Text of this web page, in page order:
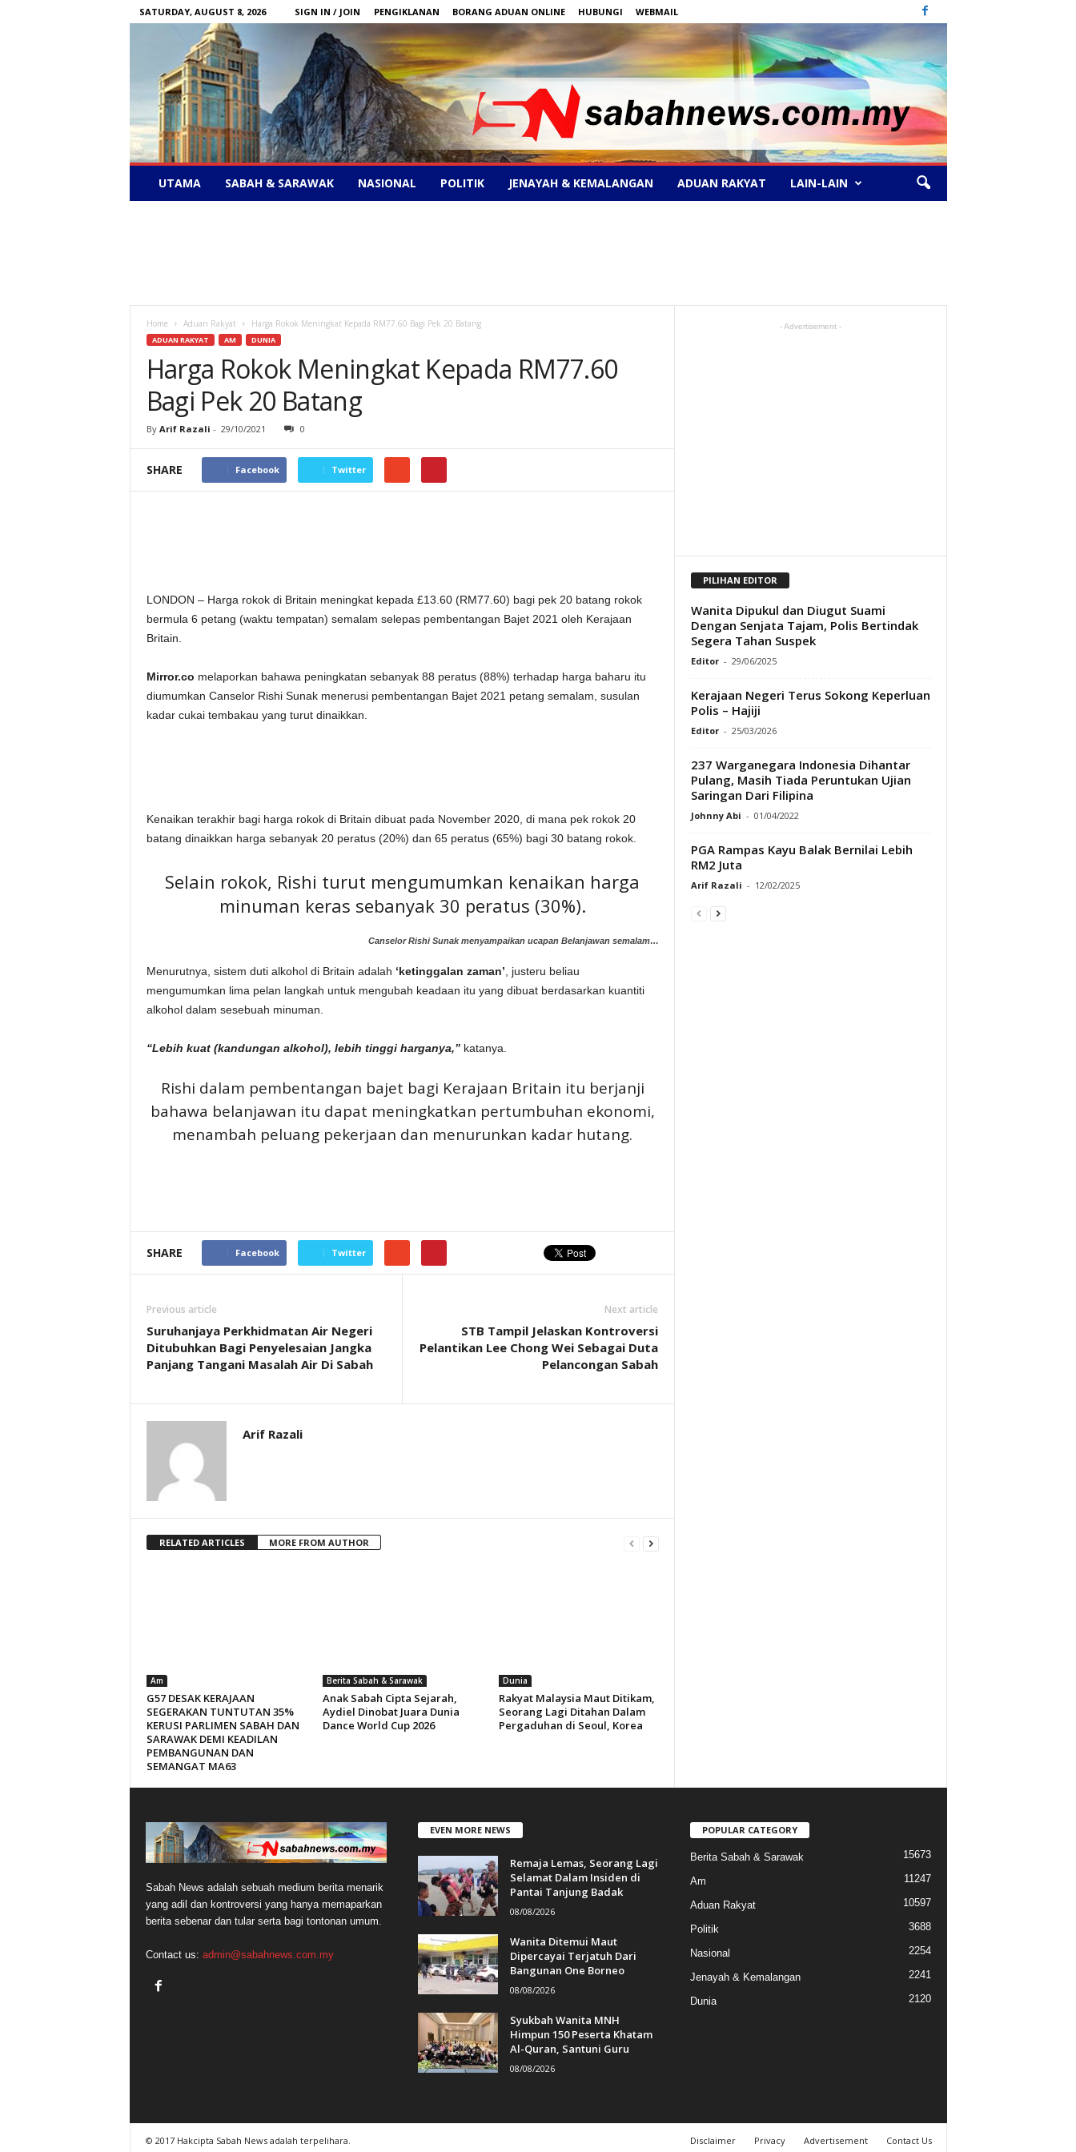
SATURDAY, AUGUST 8, 2026 SIGN IN / JOIN PENGIKLANAN BORANG ADUAN ONLINE HUBUNGI WEBMAIL
–
UTAMA SABAH & SARAWAK NASIONAL POLITIK JENAYAH & KEMALANGAN ADUAN RAKYAT LAIN-LAIN
Home Aduan Rakyat Harga Rokok Meningkat Kepada RM77.60 Bagi Pek 20 Batang
ADUAN RAKYAT AM DUNIA
Harga Rokok Meningkat Kepada RM77.60
Bagi Pek 20 Batang
By Arif Razali - 29/10/2021 0
SHARE Facebook Twitter
LONDON – Harga rokok di Britain meningkat kepada £13.60 (RM77.60) bagi pek 20 batang rokok
bermula 6 petang (waktu tempatan) semalam selepas pembentangan Bajet 2021 oleh Kerajaan
Britain.
Mirror.co melaporkan bahawa peningkatan sebanyak 88 peratus (88%) terhadap harga baharu itu
diumumkan Canselor Rishi Sunak menerusi pembentangan Bajet 2021 petang semalam, susulan
kadar cukai tembakau yang turut dinaikkan.
Kenaikan terakhir bagi harga rokok di Britain dibuat pada November 2020, di mana pek rokok 20
batang dinaikkan harga sebanyak 20 peratus (20%) dan 65 peratus (65%) bagi 30 batang rokok.
Selain rokok, Rishi turut mengumumkan kenaikan harga
minuman keras sebanyak 30 peratus (30%).
Canselor Rishi Sunak menyampaikan ucapan Belanjawan semalam…
Menurutnya, sistem duti alkohol di Britain adalah ‘ketinggalan zaman’ , justeru beliau
mengumumkan lima pelan langkah untuk mengubah keadaan itu yang dibuat berdasarkan kuantiti
alkohol dalam sesebuah minuman.
“Lebih kuat (kandungan alkohol), lebih tinggi harganya,” katanya.
Rishi dalam pembentangan bajet bagi Kerajaan Britain itu berjanji
bahawa belanjawan itu dapat meningkatkan pertumbuhan ekonomi,
menambah peluang pekerjaan dan menurunkan kadar hutang.
SHARE Facebook Twitter
Previous article
Suruhanjaya Perkhidmatan Air Negeri
Ditubuhkan Bagi Penyelesaian Jangka
Panjang Tangani Masalah Air Di Sabah
Next article
STB Tampil Jelaskan Kontroversi
Pelantikan Lee Chong Wei Sebagai Duta
Pelancongan Sabah
Arif Razali
RELATED ARTICLES MORE FROM AUTHOR
Am
G57 DESAK KERAJAAN
SEGERAKAN TUNTUTAN 35%
KERUSI PARLIMEN SABAH DAN
SARAWAK DEMI KEADILAN
PEMBANGUNAN DAN
SEMANGAT MA63
Berita Sabah & Sarawak
Anak Sabah Cipta Sejarah,
Aydiel Dinobat Juara Dunia
Dance World Cup 2026
Dunia
Rakyat Malaysia Maut Ditikam,
Seorang Lagi Ditahan Dalam
Pergaduhan di Seoul, Korea
- Advertisement -
PILIHAN EDITOR
Wanita Dipukul dan Diugut Suami
Dengan Senjata Tajam, Polis Bertindak
Segera Tahan Suspek
Editor - 29/06/2025
Kerajaan Negeri Terus Sokong Keperluan
Polis – Hajiji
Editor - 25/03/2026
237 Warganegara Indonesia Dihantar
Pulang, Masih Tiada Peruntukan Ujian
Saringan Dari Filipina
Johnny Abi - 01/04/2022
PGA Rampas Kayu Balak Bernilai Lebih
RM2 Juta
Arif Razali - 12/02/2025
Sabah News adalah sebuah medium berita menarik
yang adil dan kontroversi yang hanya memaparkan
berita sebenar dan tular serta bagi tontonan umum.
Contact us: admin@sabahnews.com.my
EVEN MORE NEWS
Remaja Lemas, Seorang Lagi
Selamat Dalam Insiden di
Pantai Tanjung Badak
08/08/2026
Wanita Ditemui Maut
Dipercayai Terjatuh Dari
Bangunan One Borneo
08/08/2026
Syukbah Wanita MNH
Himpun 150 Peserta Khatam
Al-Quran, Santuni Guru
08/08/2026
POPULAR CATEGORY
Berita Sabah & Sarawak 15673
Am 11247
Aduan Rakyat 10597
Politik 3688
Nasional 2254
Jenayah & Kemalangan 2241
Dunia 2120
Disclaimer Privacy Advertisement Contact Us
© 2017 Hakcipta Sabah News adalah terpelihara.